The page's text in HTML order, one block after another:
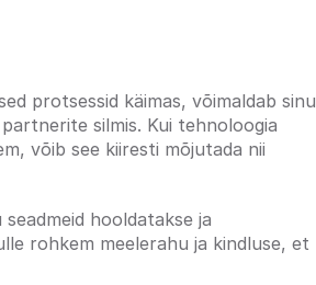
protsessid käimas, võimaldab sinu
silmis. Kui tehnoloogia
võib see kiiresti mõjutada nii
hooldatakse ja
rohkem meelerahu ja kindluse, et